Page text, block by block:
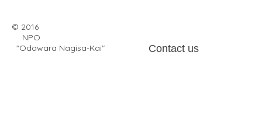
© 2016
NPO
"Odawara Nagisa-Kai"
Contact us